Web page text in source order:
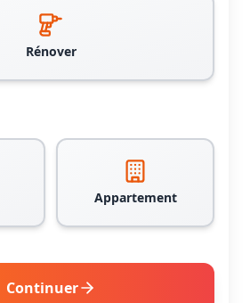
Rénover
Appartement
Continuer